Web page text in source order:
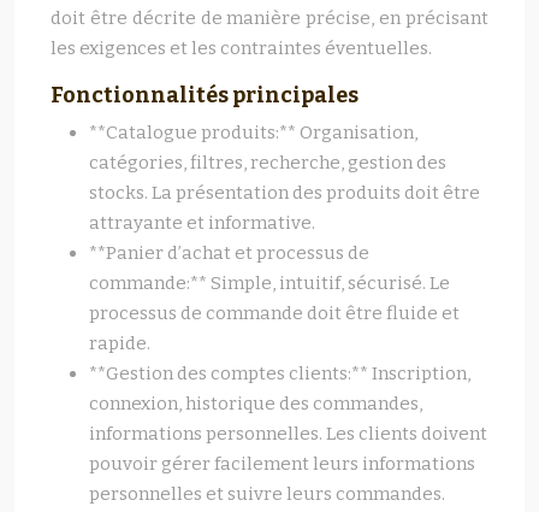
doit être décrite de manière précise, en précisant
les exigences et les contraintes éventuelles.
Fonctionnalités principales
**Catalogue produits:** Organisation,
catégories, filtres, recherche, gestion des
stocks. La présentation des produits doit être
attrayante et informative.
**Panier d’achat et processus de
commande:** Simple, intuitif, sécurisé. Le
processus de commande doit être fluide et
rapide.
**Gestion des comptes clients:** Inscription,
connexion, historique des commandes,
informations personnelles. Les clients doivent
pouvoir gérer facilement leurs informations
personnelles et suivre leurs commandes.